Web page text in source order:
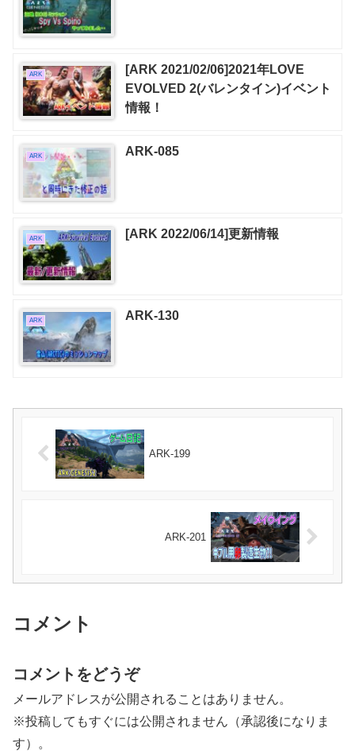
ARK
[ARK 2021/02/06]2021年LOVE
EVOLVED 2(バレンタイン)イベント
情報！
ARK ARK-085
ARK [ARK 2022/06/14]更新情報
ARK ARK-130
ARK-199
ARK-201
コメント
コメントをどうぞ
メールアドレスが公開されることはありません。
※投稿してもすぐには公開されません（承認後になりま
す）。